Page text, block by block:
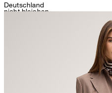
nicht bleichen
Deutschland